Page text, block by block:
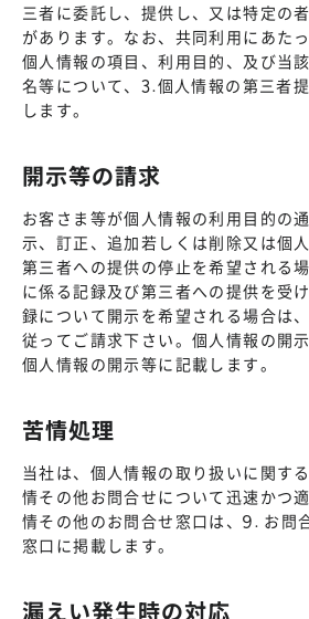
三者に委託し、提供し、又は特定の
があります。なお、共同利用にあた
個人情報の項目、利用目的、及び当
名等について、3.個人情報の第三者
します。
開示等の請求
お客さま等が個人情報の利用目的の
示、訂正、追加若しくは削除又は個
第三者への提供の停止を希望される
に係る記録及び第三者への提供を受
録について開示を希望される場合は
従ってご請求下さい。個人情報の開
個人情報の開示等に記載します。
苦情処理
当社は、個人情報の取り扱いに関す
情その他お問合せについて迅速かつ
情その他のお問合せ窓口は、9. お問
窓口に掲載します。
漏えい発生時の対応